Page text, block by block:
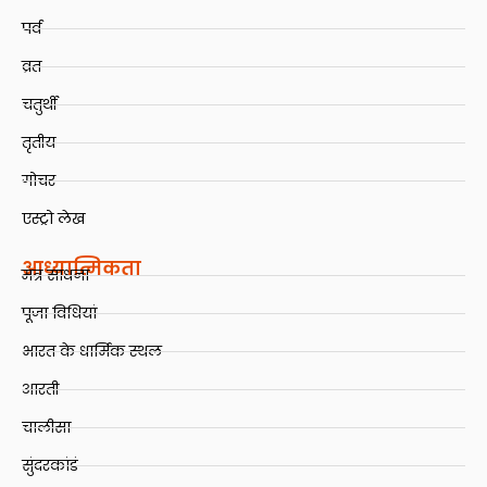
पर्व
व्रत
चतुर्थी
तृतीय
गोचर
एस्ट्रो लेख
आध्यात्मिकता
मंत्र साधना
पूजा विधियां
भारत के धार्मिक स्थल
आरती
चालीसा
सुंदरकांडं